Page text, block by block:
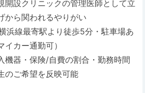
開設クリニックの管理医師として立
から関われるやりがい
浜線最寄駅より徒歩5分・駐車場あ
イカー通勤可）
機器・保険/自費の割合・勤務時間
のご希望を反映可能